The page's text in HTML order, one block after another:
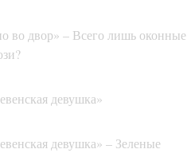
во двор» – Всего лишь оконные
девушка»
девушка» – Зеленые